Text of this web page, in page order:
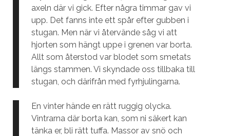
axeln där vi gick. Efter några timmar gav vi
upp. Det fanns inte ett spår efter gubben i
stugan. Men när vi återvände såg vi att
hjorten som hängt uppe i grenen var borta.
Allt som återstod var blodet som smetats
längs stammen. Vi skyndade oss tillbaka till
stugan, och därifrån med fyrhjulingarna.
En vinter hände en rätt ruggig olycka.
Vintrarna där borta kan, som ni säkert kan
tänka er, bli rätt tuffa. Massor av snö och